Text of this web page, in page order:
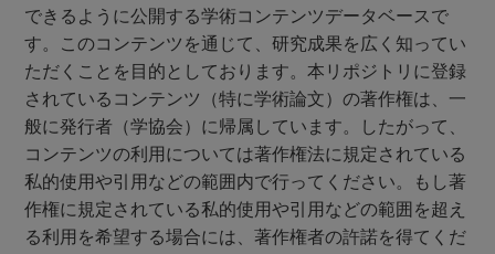
できるように公開する学術コンテンツデータベースで
す。このコンテンツを通じて、研究成果を広く知ってい
ただくことを目的としております。本リポジトリに登録
されているコンテンツ（特に学術論文）の著作権は、一
般に発行者（学協会）に帰属しています。したがって、
コンテンツの利用については著作権法に規定されている
私的使用や引用などの範囲内で行ってください。もし著
作権に規定されている私的使用や引用などの範囲を超え
る利用を希望する場合には、著作権者の許諾を得てくだ